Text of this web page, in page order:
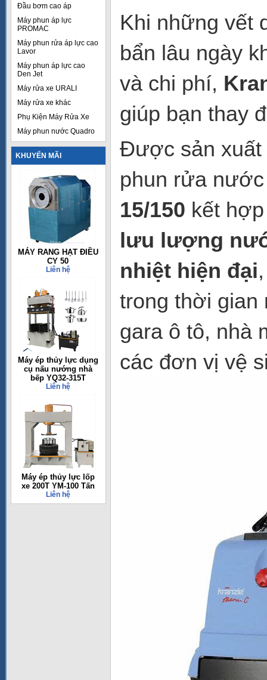
Đầu bơm cao áp
Máy phun áp lực
PROMAC
Máy phun rửa áp lực cao
Lavor
Máy phun áp lực cao
Den Jet
Máy rửa xe URALI
Máy rửa xe khác
Phụ Kiện Máy Rửa Xe
Máy phun nước Quadro
KHUYẾN MÃI
MÁY RANG HẠT ĐIỀU
CY 50
Liên hệ
Máy ép thủy lực dụng
cụ nấu nướng nhà
bếp YQ32-315T
Liên hệ
Máy ép thủy lực lốp
xe 200T YM-100 Tấn
Liên hệ
Khi những vết
bẩn lâu ngày
và chi phí,
giúp bạn thay
Được sản xuất
phun rửa
15/150 kết
lưu lượng
nhiệt hiện đại
trong thời
gara ô tô, nhà
các đơn vị vệ